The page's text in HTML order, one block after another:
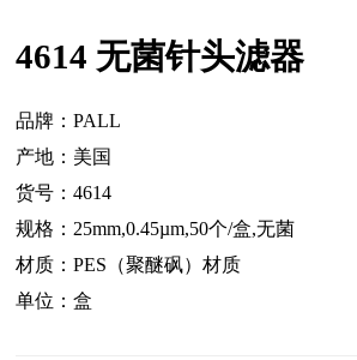
4614 无菌针头滤器
品牌：PALL
产地：美国
货号：4614
规格：25mm,0.45µm,50个/盒,无菌
材质：PES（聚醚砜）材质
单位：盒